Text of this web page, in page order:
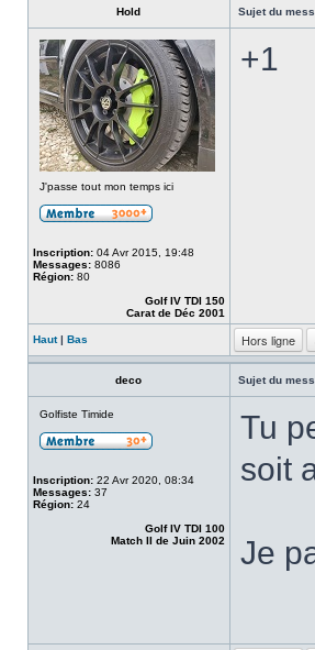
Hold Sujet du
J'passe tout mon temps ici
Inscription: 04 Avr 2015, 19:48
Messages: 8086
Région: 80
Golf IV TDI 150
Carat de Déc 2001
+1
Haut| Bas Hors ligne
deco Sujet du
Golfiste Timide
Inscription: 22 Avr 2020, 08:34
Messages: 37
Région: 24
Golf IV TDI 100
Match II de Juin 2002
Tu
soit
Je